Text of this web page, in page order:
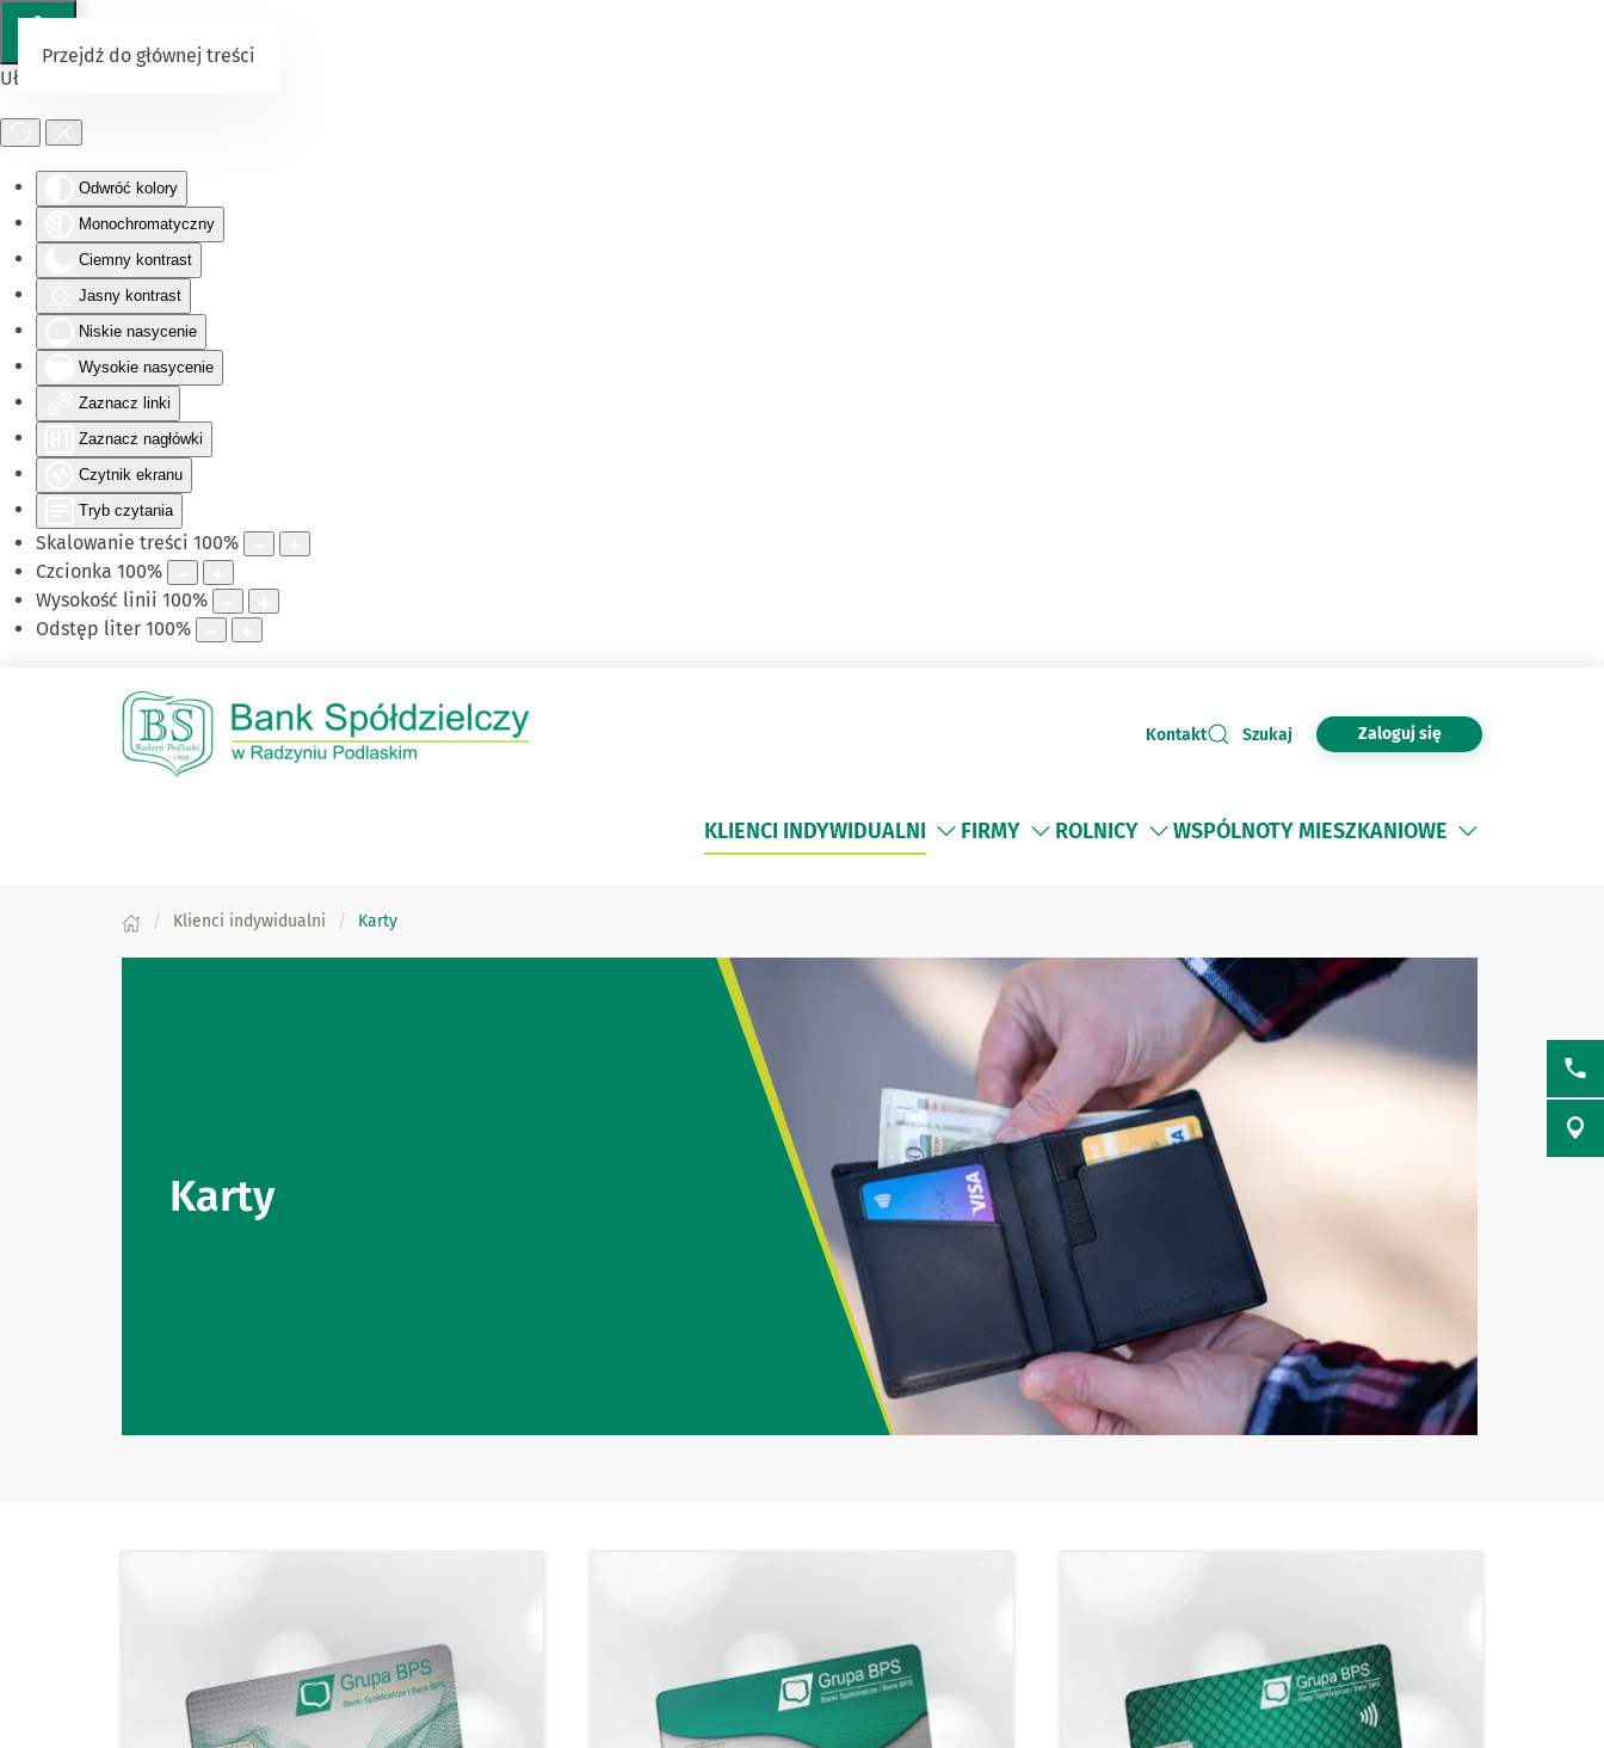
Ułatwienia dostępu
Odwróć kolory
Monochromatyczny
Ciemny kontrast
Jasny kontrast
Niskie nasycenie
Wysokie nasycenie
Zaznacz linki
Zaznacz nagłówki
Czytnik ekranu
Tryb czytania
Skalowanie treści 100%
Czcionka 100%
Wysokość linii 100%
Odstęp liter 100%
Przejdź do głównej treści
Kontakt Szukaj Zaloguj się
KLIENCI INDYWIDUALNI FIRMY ROLNICY WSPÓLNOTY MIESZKANIOWE
Klienci indywidualni Karty
Karty